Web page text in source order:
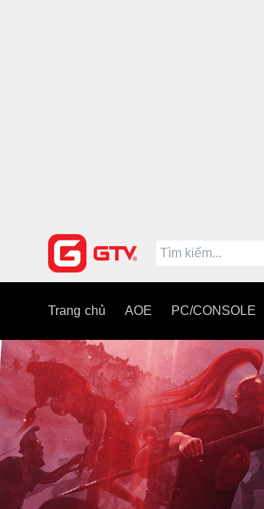
Trang chủ AOE PC/CONSOLE